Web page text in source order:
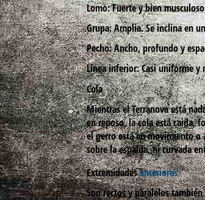
Lomo: Fuerte y bien
Grupa: Amplia. Se inclina en
Pecho: Ancho, profundo y
Línea inferior: Casi uniforme y
Cola
Mientras elTerranovaestá
en reposo, la cola está caida,
el perro está en movimiento o
sobre la espalda, ni curvada
Extremidadesanteriores
Son rectos y paralelos